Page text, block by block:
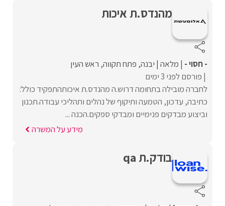
מהנדס.ת איכות
- חסוי - מלאה יבנה פתח תקווה ראש העין
פורסם לפני 3 ימים
לחברה מובילה בתחומה דרוש.ה מהנדס.ת איכותהתפקיד כולל:
כתיבה, עדכון, הטמעה ותיקוף של נהלים ותהליכי עבודה.תכנון
וביצוע מבדקים פנימיים ומבדקי ספקים.הכנה ...
מידע על המשרה
בודק.ת qa